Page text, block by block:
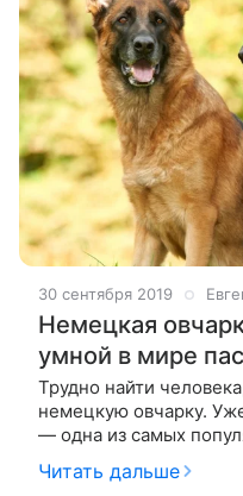
30 сентября 2019
Немецкая
умной в мире
Трудно найти
немецкую овчарку.
— одна из самых
представители служат
охраняют дома и
Читать дальше